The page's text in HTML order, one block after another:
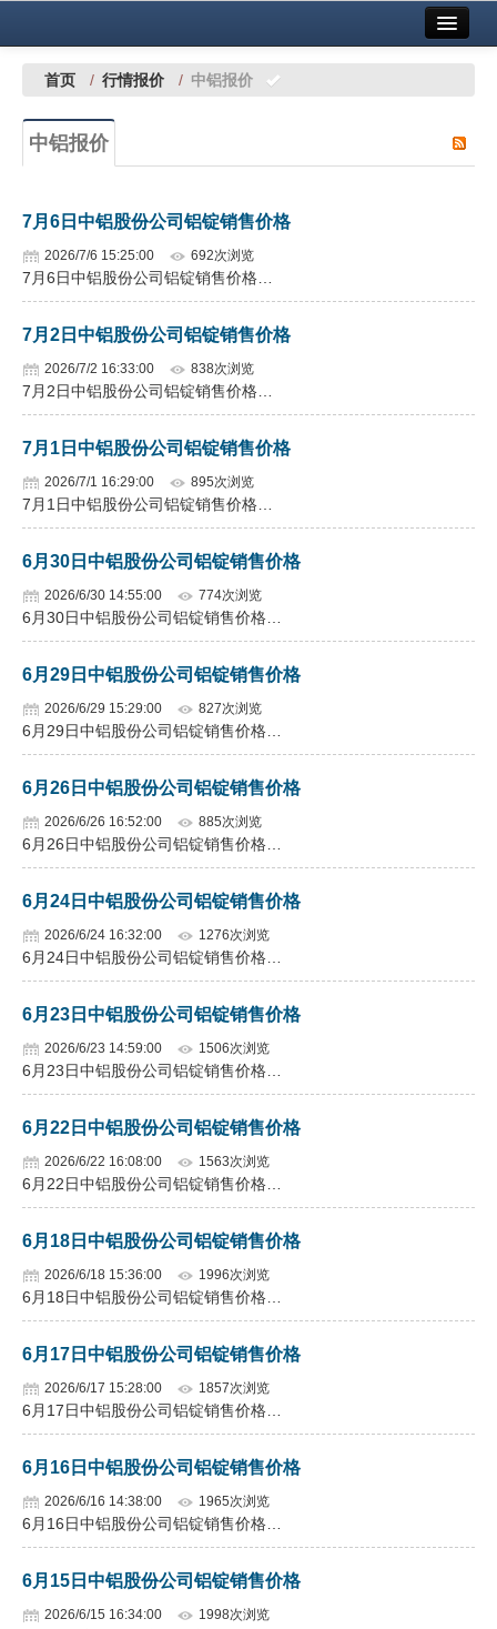
中国有色金属报社主办 广告服务
铜镍铅锌
稀有稀土
科技
镁钛
党建工作
企业文化
《资源再生》杂志
行情报价
数字报
首页 / 行情报价 / 中铝报价
中铝报价
7月6日中铝股份公司铝锭销售价格
2026/7/6 15:25:00 692次浏览
7月6日中铝股份公司铝锭销售价格…
7月2日中铝股份公司铝锭销售价格
2026/7/2 16:33:00 838次浏览
7月2日中铝股份公司铝锭销售价格…
7月1日中铝股份公司铝锭销售价格
2026/7/1 16:29:00 895次浏览
7月1日中铝股份公司铝锭销售价格…
6月30日中铝股份公司铝锭销售价格
2026/6/30 14:55:00 774次浏览
6月30日中铝股份公司铝锭销售价格…
6月29日中铝股份公司铝锭销售价格
2026/6/29 15:29:00 827次浏览
6月29日中铝股份公司铝锭销售价格…
6月26日中铝股份公司铝锭销售价格
2026/6/26 16:52:00 885次浏览
6月26日中铝股份公司铝锭销售价格…
6月24日中铝股份公司铝锭销售价格
2026/6/24 16:32:00 1276次浏览
6月24日中铝股份公司铝锭销售价格…
6月23日中铝股份公司铝锭销售价格
2026/6/23 14:59:00 1506次浏览
6月23日中铝股份公司铝锭销售价格…
6月22日中铝股份公司铝锭销售价格
2026/6/22 16:08:00 1563次浏览
6月22日中铝股份公司铝锭销售价格…
6月18日中铝股份公司铝锭销售价格
2026/6/18 15:36:00 1996次浏览
6月18日中铝股份公司铝锭销售价格…
6月17日中铝股份公司铝锭销售价格
2026/6/17 15:28:00 1857次浏览
6月17日中铝股份公司铝锭销售价格…
6月16日中铝股份公司铝锭销售价格
2026/6/16 14:38:00 1965次浏览
6月16日中铝股份公司铝锭销售价格…
6月15日中铝股份公司铝锭销售价格
2026/6/15 16:34:00 1998次浏览